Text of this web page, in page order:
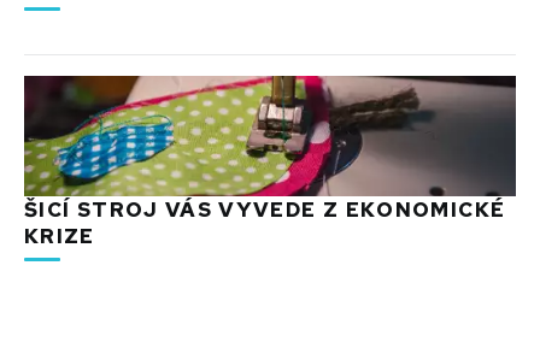
ŠICÍ STROJ VÁS VYVEDE Z EKONOMICKÉ
KRIZE